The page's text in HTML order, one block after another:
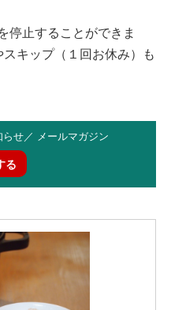
停止することができま
キップ（１回お休み）も
せ／ メールマガジン
る